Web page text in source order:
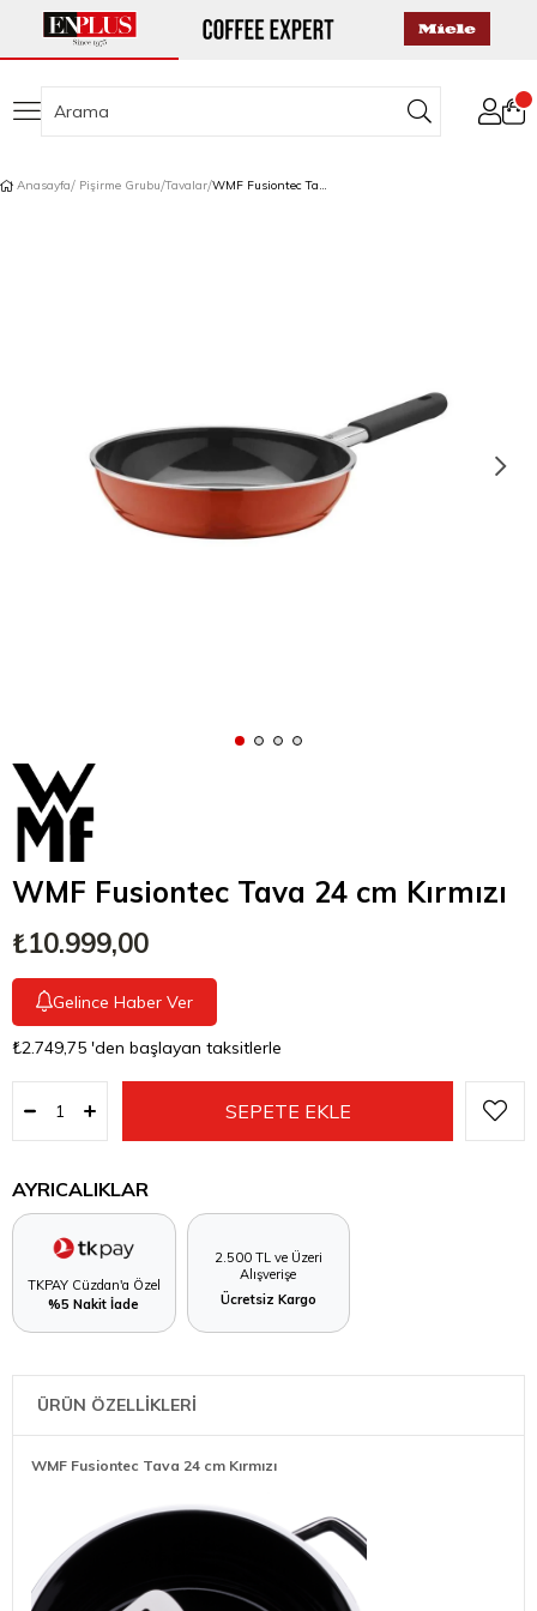
Anasayfa Pişirme Grubu Tavalar WMF Fusiontec Tava 24 cm Kırmızı
WMF Fusiontec Tava 24 cm Kırmızı
₺10.999,00
Gelince Haber Ver
₺2.749,75 'den başlayan taksitlerle
AYRICALIKLAR
TKPAY Cüzdan'a Özel
%5 Nakit İade
2.500 TL ve Üzeri
Alışverişe
Ücretsiz Kargo
ÜRÜN ÖZELLİKLERİ
WMF Fusiontec Tava 24 cm Kırmızı